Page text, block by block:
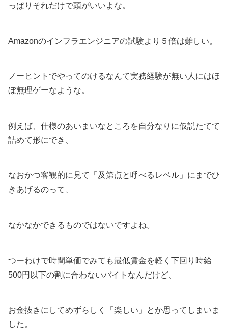
っぱりそれだけで頭がいいよな。
Amazonのインフラエンジニアの試験より５倍は難しい。
ノーヒントでやってのけるなんて実務経験が無い人にはほ
ぼ無理ゲーなような。
例えば、仕様のあいまいなところを自分なりに仮説たてて
詰めて形にでき、
なおかつ客観的に見て「及第点と呼べるレベル」にまでひ
きあげるのって、
なかなかできるものではないですよね。
つーわけで時間単価でみても最低賃金を軽く下回り時給
500円以下の割に合わないバイトなんだけど、
お金抜きにしてめずらしく「楽しい」とか思ってしまいま
した。